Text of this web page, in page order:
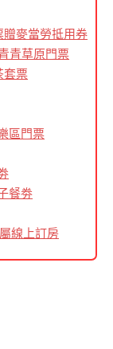
贈麥當勞抵用券
青草原門票
套票
區門票
餐劵
線上訂房